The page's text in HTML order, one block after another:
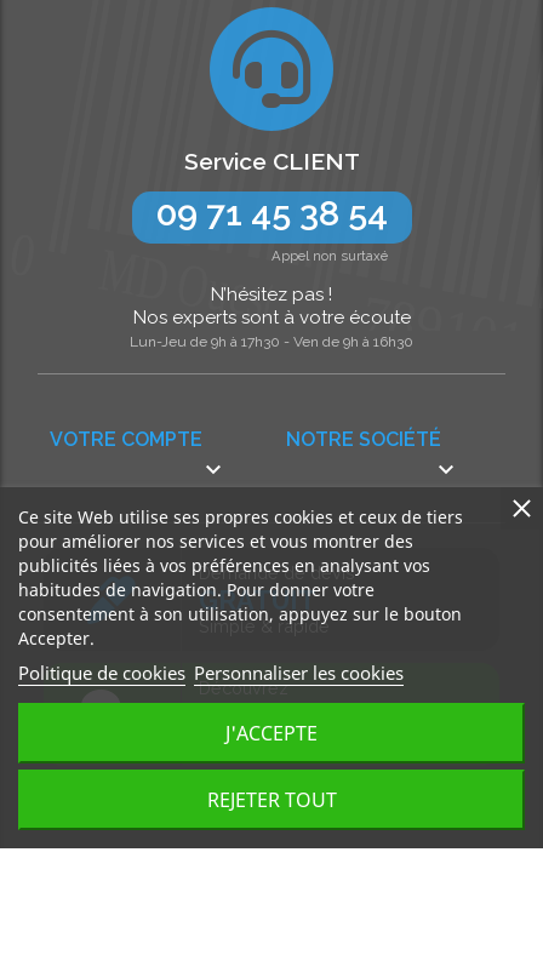
NOTRE SOCIÉTÉ

VOTRE COMPTE

Service CLIENT
09 71 45 38 54
Appel non surtaxé
N’hésitez pas !
Nos experts sont à votre écoute
Lun-Jeu de 9h à 17h30 - Ven de 9h à 16h30
Demande de devis
GRATUIT
Simple & rapide
Découvrez
Accédez à nos articles
Ce site Web utilise ses propres cookies et ceux de tiers
pour améliorer nos services et vous montrer des
publicités liées à vos préférences en analysant vos
habitudes de navigation. Pour donner votre
consentement à son utilisation, appuyez sur le bouton
Accepter.
Politique de cookies Personnaliser les cookies
REJETER TOUT
J'ACCEPTE
Tous droits réservés, MD Ouest © 2026